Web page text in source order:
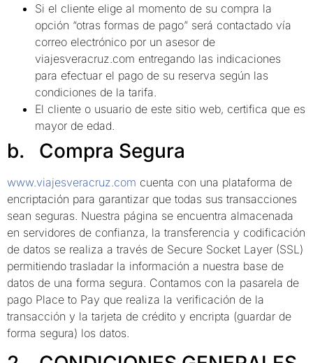
Si el cliente elige al momento de su compra la
opción “otras formas de pago” será contactado vía
correo electrónico por un asesor de
viajesveracruz.com entregando las indicaciones
para efectuar el pago de su reserva según las
condiciones de la tarifa.
El cliente o usuario de este sitio web, certifica que es
mayor de edad.
b. Compra Segura
www.viajesveracruz.com cuenta con una plataforma de
encriptación para garantizar que todas sus transacciones
sean seguras. Nuestra página se encuentra almacenada
en servidores de confianza, la transferencia y codificación
de datos se realiza a través de Secure Socket Layer (SSL)
permitiendo trasladar la información a nuestra base de
datos de una forma segura. Contamos con la pasarela de
pago Place to Pay que realiza la verificación de la
transacción y la tarjeta de crédito y encripta (guardar de
forma segura) los datos.